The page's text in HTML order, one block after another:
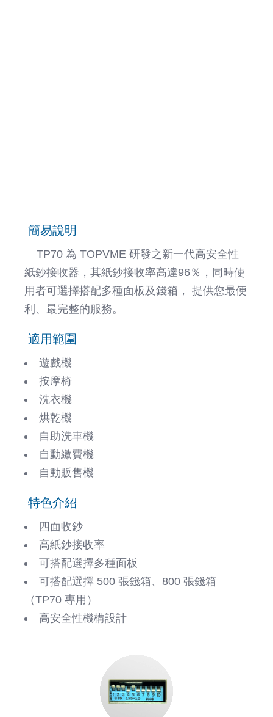
簡易說明
TP70 為 TOPVME 研發之新一代高安全性
紙鈔接收器，其紙鈔接收率高達96％，同時使
用者可選擇搭配多種面板及錢箱， 提供您最便
利、最完整的服務。
適用範圍
遊戲機
按摩椅
洗衣機
烘乾機
自助洗車機
自動繳費機
自動販售機
特色介紹
四面收鈔
高紙鈔接收率
可搭配選擇多種面板
可搭配選擇 500 張錢箱、800 張錢箱
（TP70 專用）
高安全性機構設計